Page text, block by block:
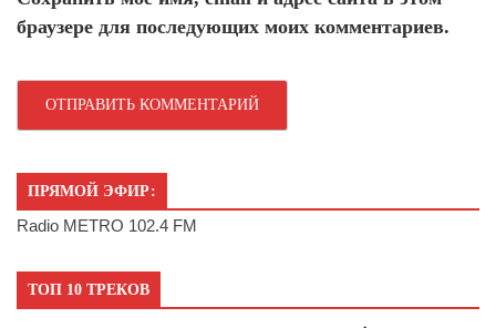
браузере для последующих моих комментариев.
ПРЯМОЙ ЭФИР:
Radio METRO 102.4 FM
ТОП 10 ТРЕКОВ